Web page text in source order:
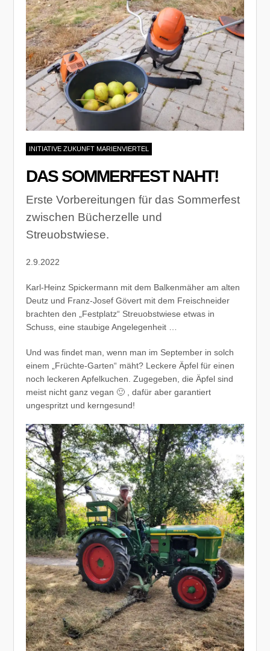
INITIATIVE ZUKUNFT MARIENVIERTEL
DAS SOMMERFEST NAHT!
Erste Vorbereitungen für das Sommerfest
zwischen Bücherzelle und
Streuobstwiese.
2.9.2022
Karl-Heinz Spickermann mit dem Balkenmäher am alten
Deutz und Franz-Josef Gövert mit dem Freischneider
brachten den „Festplatz“ Streuobstwiese etwas in
Schuss, eine staubige Angelegenheit …
Und was findet man, wenn man im September in solch
einem „Früchte-Garten“ mäht? Leckere Äpfel für einen
noch leckeren Apfelkuchen. Zugegeben, die Äpfel sind
meist nicht ganz vegan 🙂 , dafür aber garantiert
ungespritzt und kerngesund!